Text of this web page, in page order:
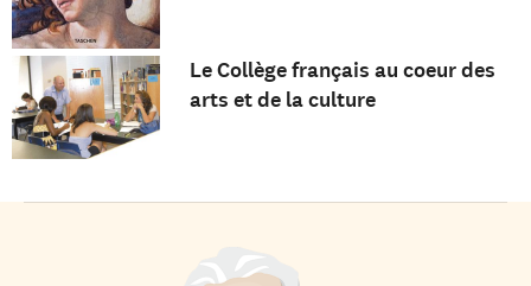
Le Collège français au coeur des
arts et de la culture